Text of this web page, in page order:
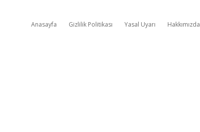
Anasayfa Gizlilik Politikası Yasal Uyarı Hakkımızda